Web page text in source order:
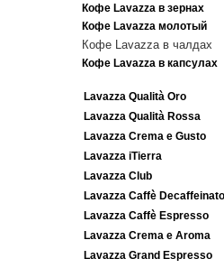
Кофе Lavazza в зернах
Кофе Lavazza молотый
Кофе Lavazza в чалдах
Кофе Lavazza в капсулах
Lavazza Qualità Oro
Lavazza Qualità Rossa
Lavazza Crema e Gusto
Lavazza iTierra
Lavazza Club
Lavazza Caffè Decaffeinato
Lavazza Caffè Espresso
Lavazza Crema e Aroma
Lavazza Grand Espresso